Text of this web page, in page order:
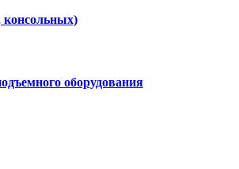
консольных)
оборудования